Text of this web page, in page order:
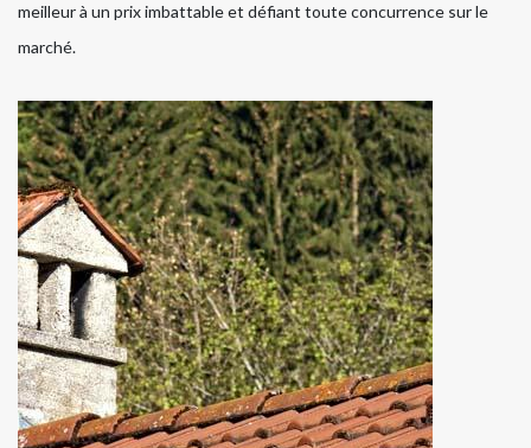
meilleur à un prix imbattable et défiant toute concurrence sur le
marché.